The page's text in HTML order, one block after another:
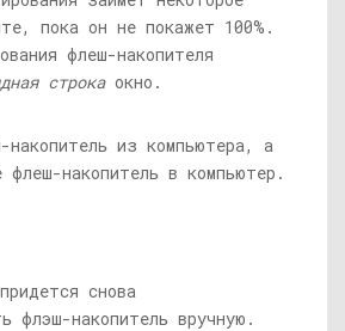
пока он не покажет 100%.
флеш-накопителя
строкаокно.
из компьютера, а
флеш-накопитель в компьютер.
снова
флэш-накопитель вручную.